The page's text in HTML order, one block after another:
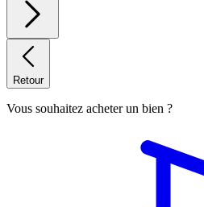
Retour
Vous souhaitez acheter un bien ?